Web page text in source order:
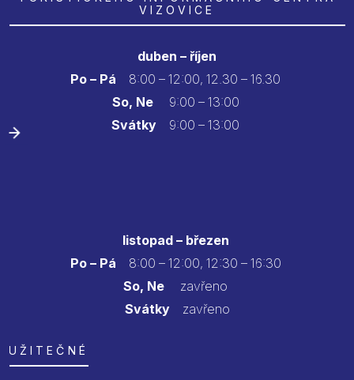
VIZOVICE
duben – říjen
Po – Pá
8:00 – 12:00, 12.30 – 16.30
So, Ne9:00 – 13:00
Svátky 9:00 – 13:00
listopad – březen
Po – Pá 8:00 – 12:00, 12:30 – 16:30
So, Ne zavřeno
Svátkyzavřeno
UŽITEČNÉ